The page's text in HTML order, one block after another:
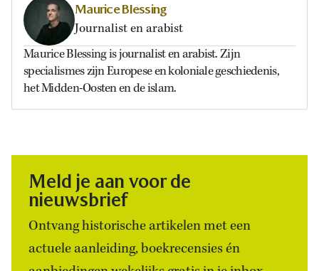
Maurice Blessing
Journalist en arabist
Maurice Blessing is journalist en arabist. Zijn
specialismes zijn Europese en koloniale geschiedenis,
het Midden-Oosten en de islam.
Meld je aan voor de
nieuwsbrief
Ontvang historische artikelen met een
actuele aanleiding, boekrecensies én